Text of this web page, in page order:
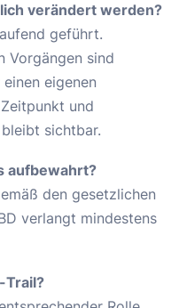
verändert werden?
geführt.
Vorgängen sind
eigenen
und
sichtbar.
aufbewahrt?
den gesetzlichen
verlangt mindestens
Trail?